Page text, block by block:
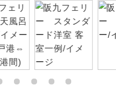
テルに露天風呂が付いていま
ホテルに大浴場が付いています。
食事が付いていますので、お食
はいりません。（機内食を除